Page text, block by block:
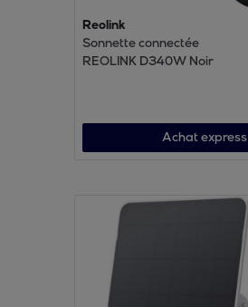
Reolink
Sonnette connectée
REOLINK D340W Noir
Achat express